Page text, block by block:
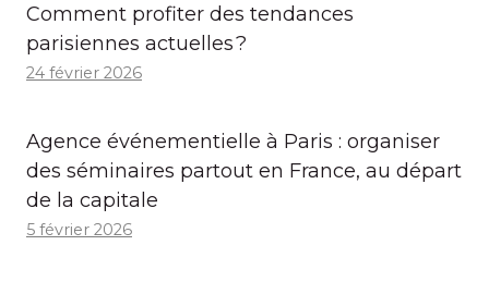
Comment profiter des tendances
parisiennes actuelles ?
24 février 2026
Agence événementielle à Paris : organiser
des séminaires partout en France, au départ
de la capitale
5 février 2026